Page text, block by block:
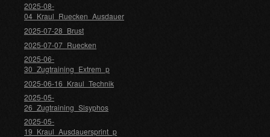
2025-08-
04_Kraul_Ruecken_Ausdauer
2025-07-28_Brust
2025-07-07_Ruecken
2025-06-
30_Zugtraining_Extrem_p
2025-06-16_Kraul_Technik
2025-05-
26_Zugtraining_Sisyphos
2025-05-
19_Kraul_Ausdauersprint_p